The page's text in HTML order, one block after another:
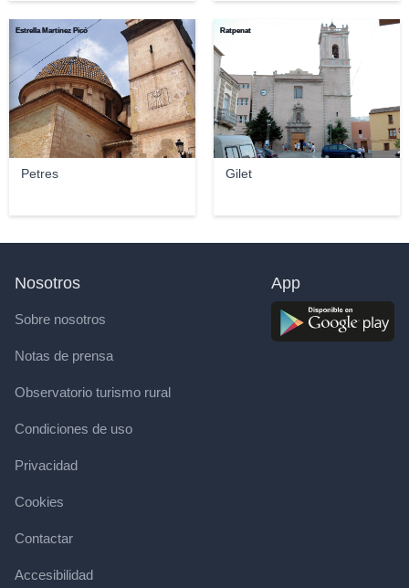
Petres
Estrella Martínez Picó
Gilet
Ratpenat
Nosotros
Sobre nosotros
Notas de prensa
Observatorio turismo rural
Condiciones de uso
Privacidad
Cookies
Contactar
Accesibilidad
App